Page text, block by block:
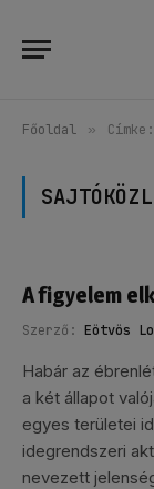
Főoldal »
A figyelem
Szerző: Eötvös
Habár az
a két állapot
egyes területei
idegrendszeri
nevezett